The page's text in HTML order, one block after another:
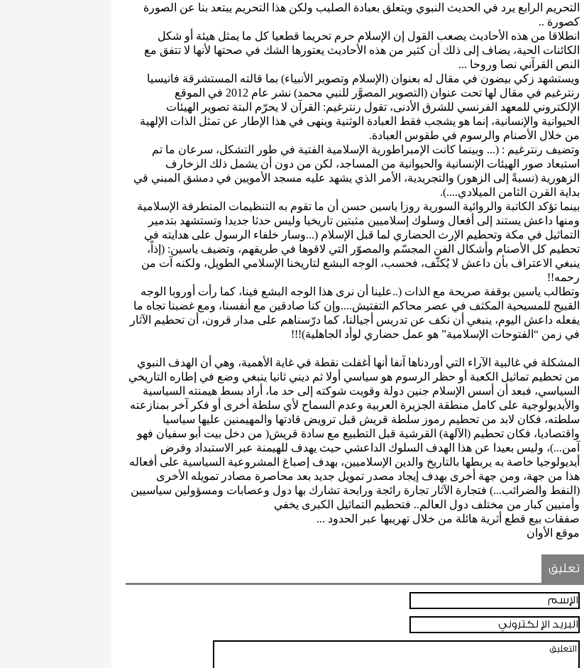
التحريم الرابع يرد في الحديث النبوي ويتعلق بعبادة الصليب ولكن هذا التحريم يبتعد بنا عن الصورة
كصورة ..
انطلاقا من هذه الأحاديث يصعب القول إن الإسلام حرم تحريما قطعيا كل ما يمثل هيئة أو شكل
الكائنات الحية، يضاف إلى ذلك أن كثير من هذه الأحاديث يعتورها الشك في صحتها لأنها لا تتفق مع
النص القرآني نصا وروحا ...
ويستشهد زكي بيضون في مقال له بعنوان (الإسلام وتصوير الأنبياء) بما قالته المستشرقة فانيسيا
رنترغيم في مقال لها تحت عنوان (التصوير المصوَّر للنبي محمد) نشر عام 2012 في الموقع
الإلكتروني للمعهد الفرنسي للشرق الأدنى، تقول رنترغيم: القرآن لا يحرّم البتة تصوير الهيئات
الحيوانية والإنسانية، إنما هو يشجب فقط العبادة الوثنية وينهى في هذا الإطار عن تمثل الذات الإلهية
من خلال الأصنام والرسوم في طقوس العبادة.
وتضيف رنترغيم : (... وبينما كانت الإمبراطورية الإسلامية الفتية في طور التشكل، سرعان ما تم
استبعاد صور الهيئات الإنسانية والحيوانية من المساجد، لكن من دون أن يشمل ذلك الزخارف
الزهورية (نسبةً إلى الزهور) والتجريدية، الأمر الذي يشهد عليه مسجد الأمويين في دمشق المبني قي
بداية القرن الثامن الميلادي....).
بينما تؤكد الكاتبة والروائية السورية روزا ياسين حسن أن ما تقوم به التنظيمات المتطرفة الإسلامية
ومنها داعش يستند إلى أفعال وسلوك إسلاميين مثبتين تاريخيا وليس حدثا جديدا وتستشهد بتدمير
التماثيل في مكة وتحطيم الإرث الحضاري لما قبل الإسلام (...وسار خلفاء الرسول على هدايته في
تحطيم كل الأصنام وأشكال الفن المجسّم والمصوّر التي لاقوها في طريقهم، وتضيف ياسين: (إذاً،
ينبغي الاعتراف بأن داعش لا يُكثّف، فحسب، الوجه البشع لتاريخنا الإسلامي الطويل، ولكنه آت من
رحمه!!
وتطالب ياسين بوقفة صريحة مع الذات (..علينا أن نرى هذا الوجه البشع فينا، كما رأت أوروبا الوجه
القبيح للمسيحية المكثف في عصر محاكم التفتيش....وإن كنا صادقين مع أنفسنا، ومع غضبنا تجاه ما
يفعله داعش اليوم، ينبغي أن نكف عن تدريس أجيالنا، كما درّسناهم على مدار قرون، أن تحطيم الآثار
في زمن “الفتوحات الإسلامية” هو عمل حضاري لوأد الجاهلية)!!!
المشكلة في غالبية الآراء التي أوردناها آنفا أنها أغفلت نقطة في غاية الأهمية، وهي أن الهدف النبوي
من تحطيم تماثيل الكعبة أو حظر الرسوم هو سياسي أولا ثم ديني ثانيا ينبغي وضع في إطاره التاريخي
السياسي، فبعد أن أسس الإسلام جنين دولة وقويت شوكته إلى حد ما، أراد بسط هيمنته السياسية
والأيديولوجية على كامل منطقة الجزيرة العربية وعدم السماح لأي سلطة أخرى أو فكر آخر بمنازعته
سلطته، فكان لابد من تحطيم رموز سلطة قريش قبل ترويض قادتها والمهيمنين عليها سياسيا
واقتصاديا، فكان تحطيم (الآلهة) القرشية قبل التطبيع مع سادة قريش( من دخل بيت أبو سفيان فهو
آمن...)، وليس بعيدا عن هذا الهدف السلوك الداعشي حيث يهدف للهيمنة عبر الاستبداد وفرض
أيديولوجيا خاصة به يربطها بالتاريخ والدين الإسلاميين، بهدف إصباغ المشروعية السياسية على أفعاله
هذا من جهة، ومن جهة أخرى بهدف إيجاد مصدر تمويل جديد بعد محاصرة مصادر تمويله الأخرى
(النفط والضرائب...) فتجارة الآثار تجارة رائجة ورابحة تشارك بها دول وعصابات ومسؤولين سياسيين
وأمنيين كبار من مختلف دول العالم.. فتحطيم التماثيل الكبرى يخفي
صفقات بيع قطع أثرية هائلة من خلال تهريبها عبر الحدود ...
موقع الأوان
تعليق